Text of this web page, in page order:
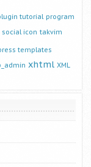
tutorial program
social icon takvim
templates
xhtml XML